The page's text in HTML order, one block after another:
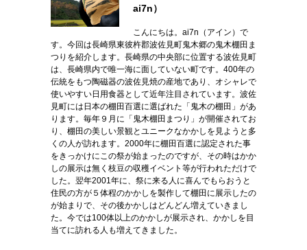
ai7n）
こんにちは。ai7n（アイン）で
す。今回は長崎県東彼杵郡波佐見町鬼木郷の鬼木棚田ま
つりを紹介します。長崎県の中央部に位置する波佐見町
は、長崎県内で唯一海に面していない町です。400年の
伝統をもつ陶磁器の波佐見焼の産地であり、オシャレで
使いやすい日用食器として近年注目されています。波佐
見町には日本の棚田百選に選ばれた「鬼木の棚田」があ
ります。毎年９月に「鬼木棚田まつり」が開催されてお
り、棚田の美しい景観とユニークなかかしを見ようと多
くの人が訪れます。2000年に棚田百選に認定された事
をきっかけにこの祭が始まったのですが、その時はかか
しの展示は無く枝豆の収穫イベント等が行われただけで
した。翌年2001年に、祭に来る人に喜んでもらおうと
住民の方が５体程のかかしを製作して棚田に展示したの
が始まりで、その後かかしはどんどん増えていきまし
た。今では100体以上のかかしが展示され、かかしを目
当てに訪れる人も増えてきました。